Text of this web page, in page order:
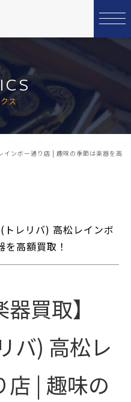
ス
インボー通り店 | 趣味の季節は楽器を高
トレリバ) 高松レインボ
高額買取！
器買取】
バ) 高松レ
店 | 趣味の